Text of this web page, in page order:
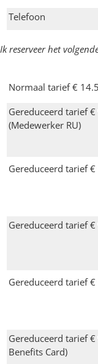
Telefoon
Ik reserveer het
Normaal tarief €
Gereduceerd tarief €
(Medewerker RU)
Gereduceerd tarief
Gereduceerd tarief
Gereduceerd tarief
Gereduceerd tarief
Benefits Card)